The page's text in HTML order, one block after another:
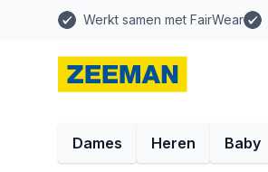
Werkt samen met FairWear
Dames Heren Baby